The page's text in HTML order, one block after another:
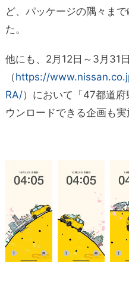
ど、パッケージの隅々ま
た。
他にも、2月12日～3月31
（https://
RA/）において「47都道
ウンロードできる企画も実